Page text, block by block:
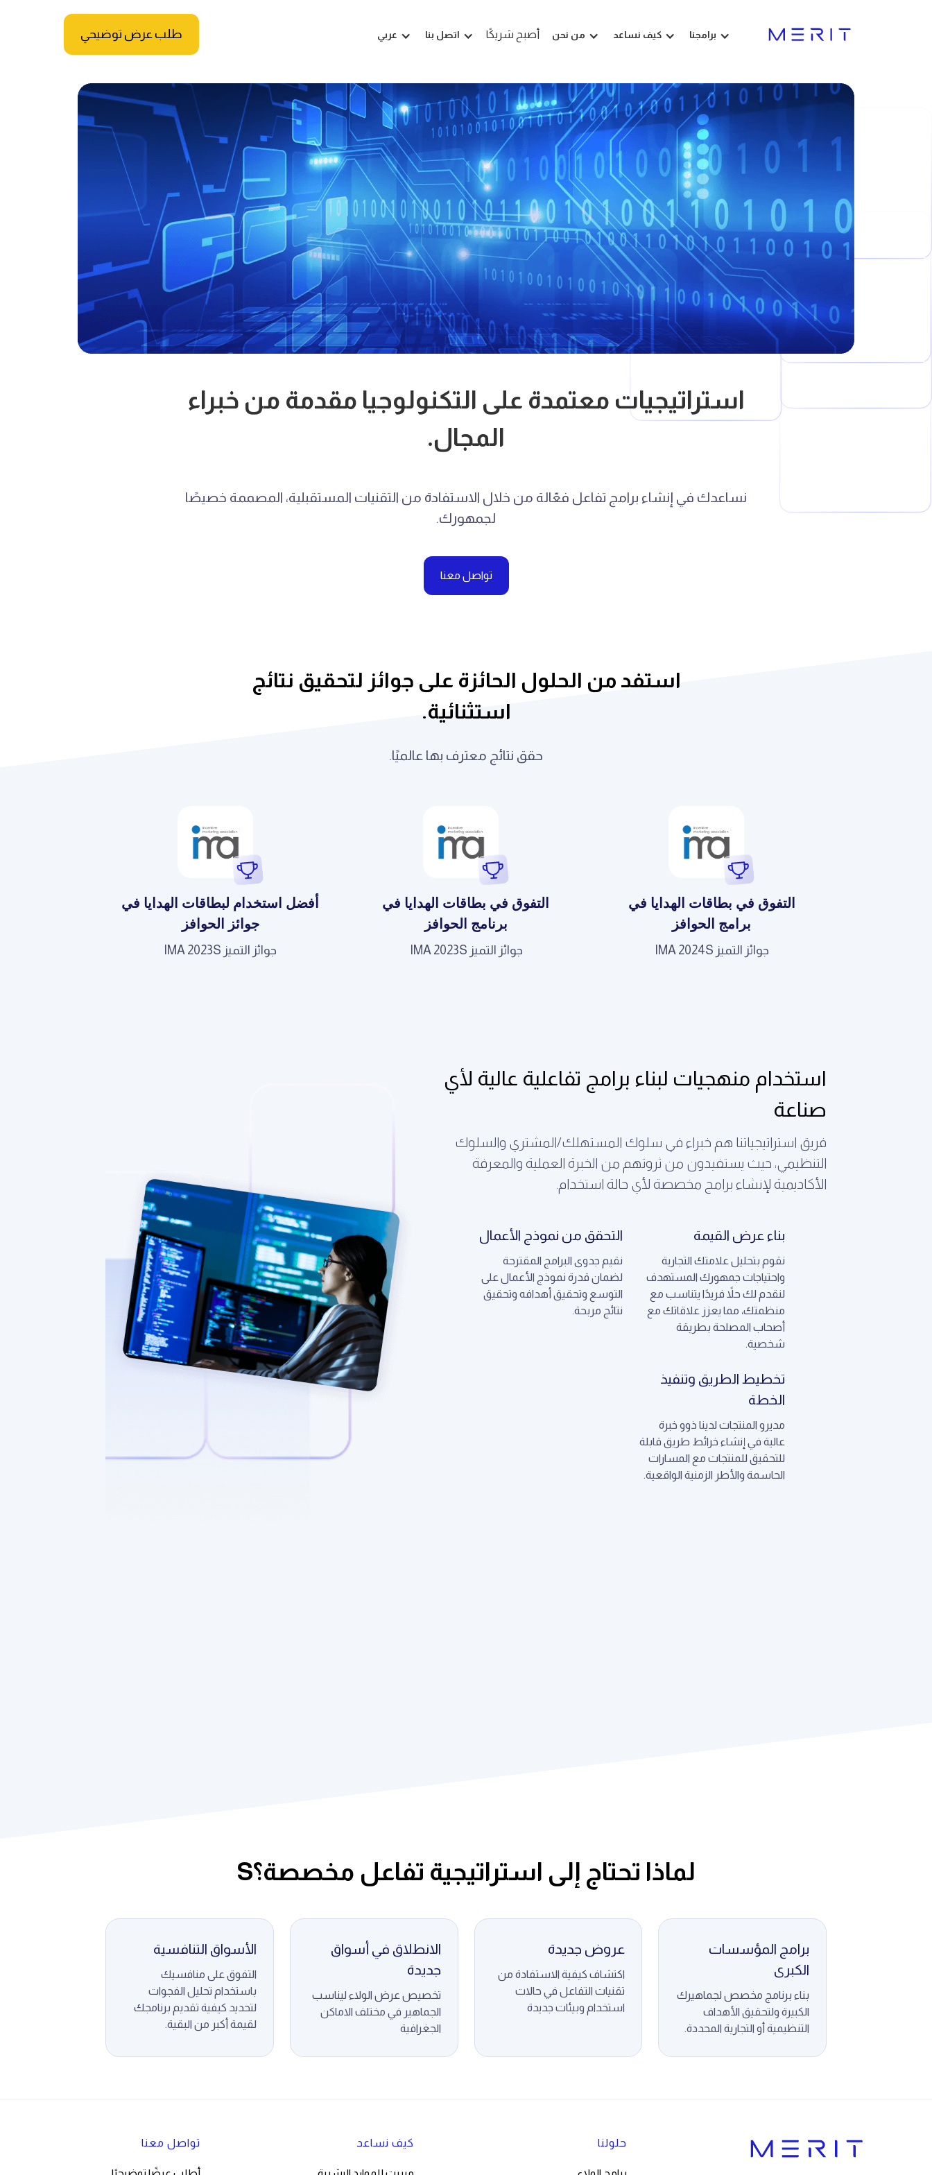
برامجنا كيف نساعد من نحن أصبح شريكًا اتصل بنا عربي طلب عرض توضيحي
استراتيجيات معتمدة على التكنولوجيا مقدمة من خبراء
المجال.
نساعدك في إنشاء برامج تفاعل فعّالة من خلال الاستفادة من التقنيات المستقبلية، المصممة خصيصًا
لجمهورك.
تواصل معنا
استفد من الحلول الحائزة على جوائز لتحقيق نتائج
استثنائية.
حقق نتائج معترف بها عالميًا.
التفوق في بطاقات الهدايا في
برامج الحوافز
جوائز التميز IMA 2024S
التفوق في بطاقات الهدايا في
برنامج الحوافز
جوائز التميز IMA 2023S
أفضل استخدام لبطاقات الهدايا في
جوائز الحوافز
جوائز التميز IMA 2023S
استخدام منهجيات لبناء برامج تفاعلية عالية لأي
صناعة
فريق استراتيجياتنا هم خبراء في سلوك المستهلك/المشتري والسلوك
التنظيمي، حيث يستفيدون من ثروتهم من الخبرة العملية والمعرفة
الأكاديمية لإنشاء برامج مخصصة لأي حالة استخدام.
بناء عرض القيمة
نقوم بتحليل علامتك التجارية
واحتياجات جمهورك المستهدف
لنقدم لك حلاً فريدًا يتناسب مع
منظمتك، مما يعزز علاقاتك مع
أصحاب المصلحة بطريقة
شخصية.
التحقق من نموذج الأعمال
نقيم جدوى البرامج المقترحة
لضمان قدرة نموذج الأعمال على
التوسع وتحقيق أهدافه وتحقيق
نتائج مربحة.
تخطيط الطريق وتنفيذ
الخطة
مديرو المنتجات لدينا ذوو خبرة
عالية في إنشاء خرائط طريق قابلة
للتحقيق للمنتجات مع المسارات
الحاسمة والأطر الزمنية الواقعية.
لماذا تحتاج إلى استراتيجية تفاعل مخصصة؟S
برامج المؤسسات
الكبرى
بناء برنامج مخصص لجماهيرك
الكبيرة ولتحقيق الأهداف
التنظيمية أو التجارية المحددة.
عروض جديدة
اكتشاف كيفية الاستفادة من
تقنيات التفاعل في حالات
استخدام وبيئات جديدة
الانطلاق في أسواق
جديدة
تخصيص عرض الولاء ليناسب
الجماهير في مختلف الاماكن
الجغرافية
الأسواق التنافسية
التفوق على منافسيك
باستخدام تحليل الفجوات
لتحديد كيفية تقديم برنامجك
لقيمة أكبر من البقية.
حلولنا كيف نساعد تواصل معنا